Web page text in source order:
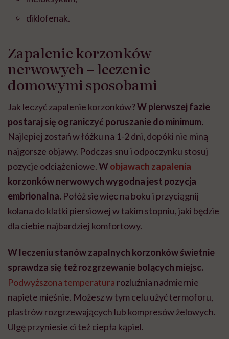
diklofenak.
Zapalenie korzonków
nerwowych – leczenie
domowymi sposobami
Jak leczyć zapalenie korzonków?W pierwszej fazie
postaraj się ograniczyć poruszanie do minimum.
Najlepiej zostań w łóżku na 1-2 dni, dopóki nie miną
najgorsze objawy. Podczas snu i odpoczynku stosuj
pozycje odciążeniowe.Wobjawach zapalenia
korzonków nerwowych wygodna jest pozycja
embrionalna. Połóż się więc na boku i przyciągnij
kolana do klatki piersiowej w takim stopniu, jaki będzie
dla ciebie najbardziej komfortowy.
W leczeniu stanów zapalnych korzonków świetnie
sprawdza się też rozgrzewanie bolących miejsc.
Podwyższona temperatura rozluźnia nadmiernie
napięte mięśnie. Możesz w tym celu użyć termoforu,
plastrów rozgrzewających lub kompresów żelowych.
Ulgę przyniesie ci też ciepła kąpiel.